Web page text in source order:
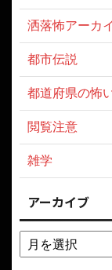
洒落怖アーカ
都市伝説
都道府県の怖
閲覧注意
雑学
アーカイブ